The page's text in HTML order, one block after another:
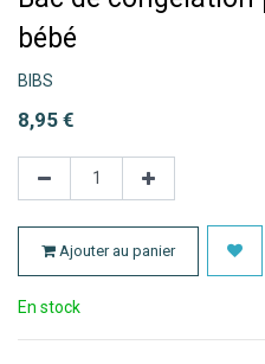
bébé
BIBS
8,95 €
Ajouter au panier
En stock